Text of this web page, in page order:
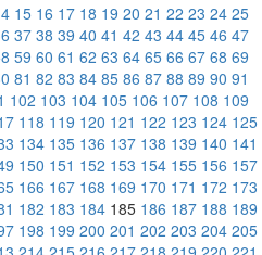
15 16 17 18 19 20 21 22 23 24 25
37 38 39 40 41 42 43 44 45 46 47
59 60 61 62 63 64 65 66 67 68 69
81 82 83 84 85 86 87 88 89 90 91
102 103 104 105 106 107 108 109
118 119 120 121 122 123 124 125
134 135 136 137 138 139 140 141
150 151 152 153 154 155 156 157
166 167 168 169 170 171 172 173
182 183 184 185 186 187 188 189
198 199 200 201 202 203 204 205